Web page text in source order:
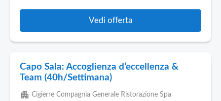
Vedi offerta
Capo Sala: Accoglienza d’eccellenza &
Team (40h/Settimana)
apartment Cigierre Compagnia Generale Ristorazione Spa